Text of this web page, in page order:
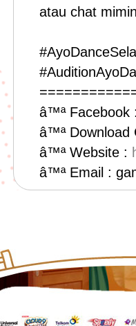
atau chat
â™ª
â™ª
â™ª Website :
â™ª Email :